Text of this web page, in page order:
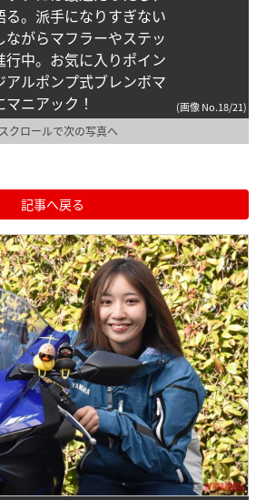
。派手になりすぎない
がらマフラーやステッ
中。お気に入りポイン
アルポンプ式ブレンボマ
ニアック！
(画像 No.18/21)
クロールで次の写真へ
記事へ戻る